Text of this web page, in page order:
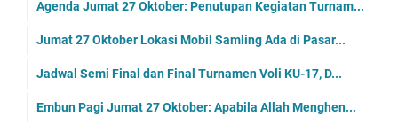
Agenda Jumat 27 Oktober: Penutupan Kegiatan Turnam...
Jumat 27 Oktober Lokasi Mobil Samling Ada di Pasar...
Jadwal Semi Final dan Final Turnamen Voli KU-17, D...
Embun Pagi Jumat 27 Oktober: Apabila Allah Menghen...